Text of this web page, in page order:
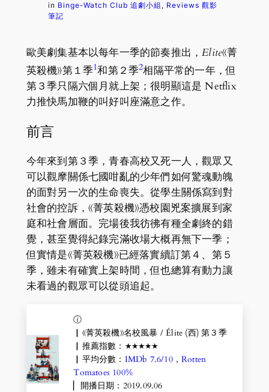
in Binge-Watch Club 追劇小組 , Reviews 觀影
筆記
歐美劇集基本以每年一季的節奏推出，Elite《菁
英殺機》第１季1和第２季2相隔平常的一年，但
第３季只隔六個月就上架；很明顯這是 Netflix
力推快馬加鞭的叫好叫座滿意之作。
前言
今年來到第３季，青春高校又死一人，觀眾又
可以觀摩關係七國咁亂的少年們如何驚魂動魄
的面對另一次的生命喪失。從學生關係寫到對
社會的控訴，《菁英殺機》憑校園兇案擴展到家
庭和社會層面。完場後我彷彿有種全劇終的錯
覺，甚至覺得紀錄完滿收場大概再無下一季；
但實情是《菁英殺機》已經落實續訂第４、第５
季，雖未有確實上架時間，但也總算有動力讓
未看過的觀眾可以從頭追起。
ⓘ
▏《菁英殺機》名校風暴 / Élite (西) 第３季
▏推薦指數：★★★★★
▏平均分數： IMDb 7.6/10， Rotten
Tomatoes 100%
▏開播日期：2019.09.06